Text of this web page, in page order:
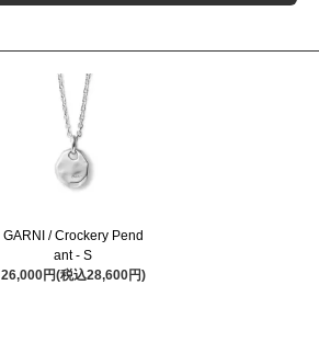
GARNI / Crockery Pend
ant - S
26,000円(税込28,600円)